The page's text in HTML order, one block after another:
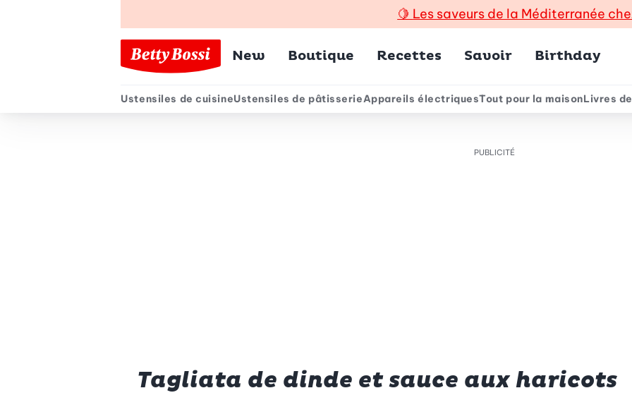
🍋 Les saveurs de la Méditerranée
Menu principal
New Boutique Recettes Savoir Birthday
Menu secondaire
Ustensiles de cuisineUstensiles de pâtisserieAppareils électriquesTout pour la maisonLivres
PUBLICITÉ
Tagliata de dinde et sauce aux haricots